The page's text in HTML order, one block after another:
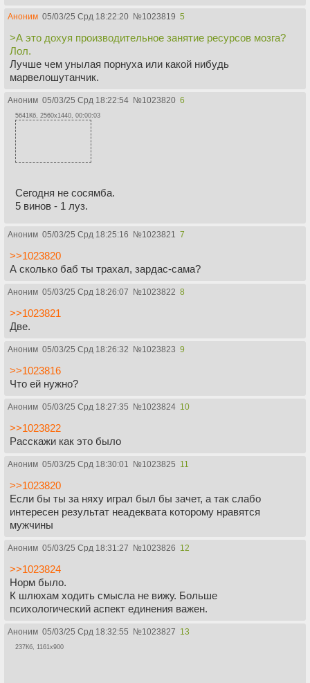
Аноним 05/03/25 Срд 18:22:20 №1023819 5
>А это дохуя производительное занятие ресурсов мозга?
Лол.
Лучше чем унылая порнуха или какой нибудь
марвелошутанчик.
Аноним 05/03/25 Срд 18:22:54 №1023820 6
5641Кб, 2560x1440, 00:00:03
Сегодня не сосямба.
5 винов - 1 луз.
Аноним 05/03/25 Срд 18:25:16 №1023821 7
>>1023820
А сколько баб ты трахал, зардас-сама?
Аноним 05/03/25 Срд 18:26:07 №1023822 8
>>1023821
Две.
Аноним 05/03/25 Срд 18:26:32 №1023823 9
>>1023816
Что ей нужно?
Аноним 05/03/25 Срд 18:27:35 №1023824 10
>>1023822
Расскажи как это было
Аноним 05/03/25 Срд 18:30:01 №1023825 11
>>1023820
Если бы ты за няху играл был бы зачет, а так слабо
интересен результат неадеквата которому нравятся
мужчины
Аноним 05/03/25 Срд 18:31:27 №1023826 12
>>1023824
Норм было.
К шлюхам ходить смысла не вижу. Больше
психологический аспект единения важен.
Аноним 05/03/25 Срд 18:32:55 №1023827 13
237Кб, 1161x900